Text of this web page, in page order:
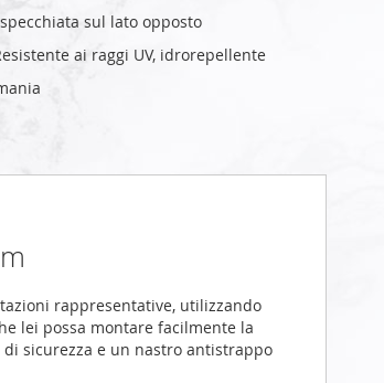
sul lato opposto
ai raggi UV, idrorepellente
rappresentative, utilizzando
lei possa montare facilmente la
sicurezza e un nastro antistrappo